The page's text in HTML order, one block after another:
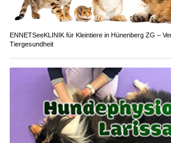
ENNETSeeKLINIK für Kleintiere in Hünenberg ZG –
Tiergesundheit